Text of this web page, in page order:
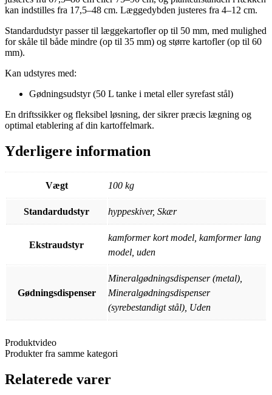
kan indstilles fra 17,5–48 cm. Lægge­dybden justeres fra 4–12 cm.
Standardudstyr passer til læggekartofler op til 50 mm, med mulighed
for skåle til både mindre (op til 35 mm) og større kartofler (op til 60
mm).
Kan udstyres med:
Gødningsudstyr (50 L tanke i metal eller syrefast stål)
En driftssikker og fleksibel løsning, der sikrer præcis lægning og
optimal etablering af din kartoffelmark.
Yderligere information
Vægt 100 kg
Standardudstyr hyppeskiver, Skær
Ekstraudstyr
kamformer kort model, kamformer lang
model, uden
Gødningsdispenser
Mineralgødningsdispenser (metal),
Mineralgødningsdispenser
(syrebestandigt stål), Uden
Produktvideo
Produkter fra samme kategori
Relaterede varer